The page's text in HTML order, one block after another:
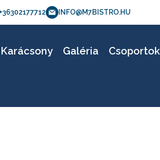
+36302177712 INFO@M7BISTRO.HU
Karácsony Galéria
1221b